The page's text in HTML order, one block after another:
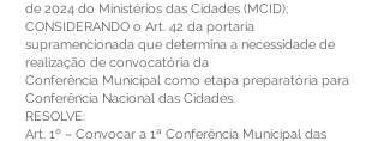
de 2024 do Ministérios das Cidades (MCID);
CONSIDERANDO o Art. 42 da portaria
supramencionada que determina a necessidade de
realização de convocatória da
Conferência Municipal como etapa preparatória para
Conferência Nacional das Cidades.
RESOLVE:
Art. 1º – Convocar a 1ª Conferência Municipal das